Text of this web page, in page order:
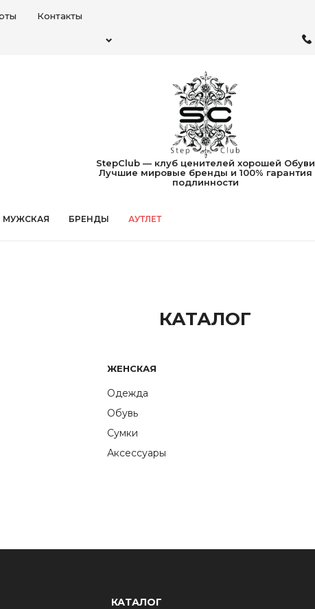
Контакты
StepClub — клуб ценителей хорошей Обуви
Лучшие мировые бренды и 100% гарантия
подлинности
МУЖСКАЯ БРЕНДЫ АУТЛЕТ
КАТАЛОГ
ЖЕНСКАЯ
Одежда
Обувь
Сумки
Аксессуары
КАТАЛОГ